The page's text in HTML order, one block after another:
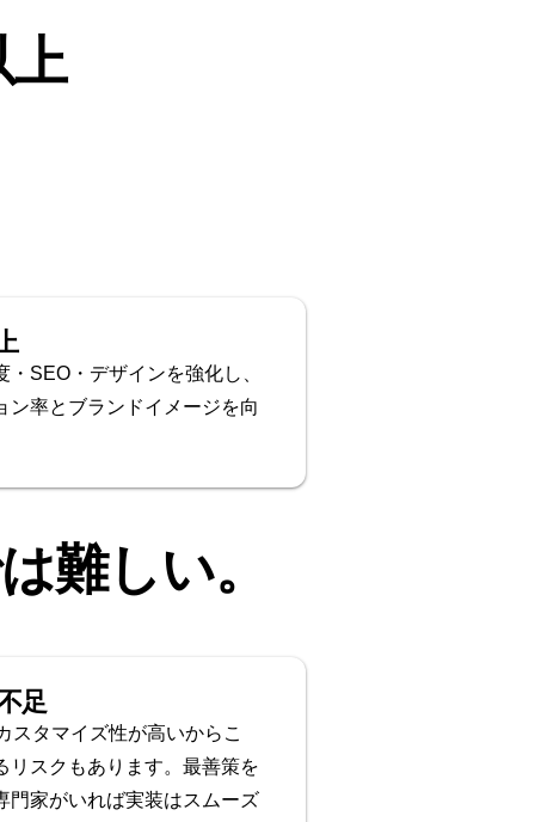
上
・SEO・デザインを強化し、
ン率とブランドイメージを向
難しい。
足
スタマイズ性が高いからこ
リスクもあります。最善策を
門家がいれば実装はスムーズ